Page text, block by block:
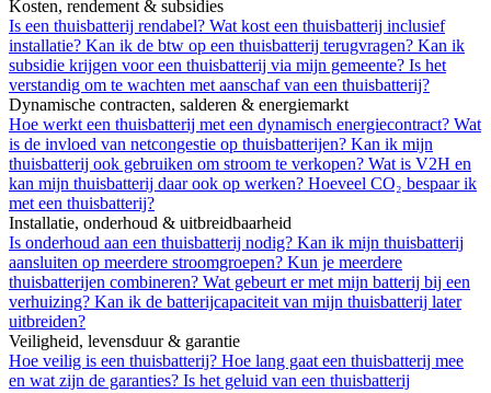
Kosten, rendement & subsidies
Is een thuisbatterij rendabel? Wat kost een thuisbatterij inclusief
installatie? Kan ik de btw op een thuisbatterij terugvragen? Kan ik
subsidie krijgen voor een thuisbatterij via mijn gemeente? Is het
verstandig om te wachten met aanschaf van een thuisbatterij?
Dynamische contracten, salderen & energiemarkt
Hoe werkt een thuisbatterij met een dynamisch energiecontract? Wat
is de invloed van netcongestie op thuisbatterijen? Kan ik mijn
thuisbatterij ook gebruiken om stroom te verkopen? Wat is V2H en
kan mijn thuisbatterij daar ook op werken? Hoeveel CO₂ bespaar ik
met een thuisbatterij?
Installatie, onderhoud & uitbreidbaarheid
Is onderhoud aan een thuisbatterij nodig? Kan ik mijn thuisbatterij
aansluiten op meerdere stroomgroepen? Kun je meerdere
thuisbatterijen combineren? Wat gebeurt er met mijn batterij bij een
verhuizing? Kan ik de batterijcapaciteit van mijn thuisbatterij later
uitbreiden?
Veiligheid, levensduur & garantie
Hoe veilig is een thuisbatterij? Hoe lang gaat een thuisbatterij mee
en wat zijn de garanties? Is het geluid van een thuisbatterij